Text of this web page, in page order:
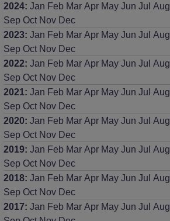
2024: Jan Feb Mar Apr May Jun Jul
Aug
Sep Oct Nov Dec
2023: Jan Feb Mar Apr May Jun Jul
Aug
Sep Oct Nov Dec
2022: Jan Feb Mar Apr May Jun Jul
Aug
Sep Oct Nov Dec
2021 : Jan Feb Mar Apr May Jun Jul
Aug
Sep Oct Nov Dec
2020: Jan Feb Mar Apr May Jun Jul
Aug
Sep Oct Nov Dec
2019: Jan Feb Mar Apr May Jun Jul
Aug
Sep Oct Nov Dec
2018: Jan Feb Mar Apr May Jun Jul
Aug
Sep Oct Nov Dec
2017: Jan Feb Mar Apr May Jun Jul
Aug